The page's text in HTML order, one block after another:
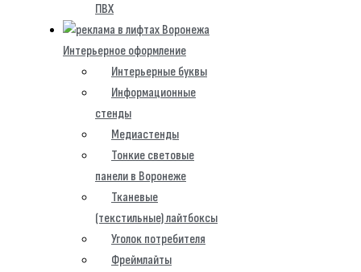
ПВХ
Интерьерное оформление
Интерьерные буквы
Информационные
стенды
Медиастенды
Тонкие световые
панели в Воронеже
Тканевые
(текстильные) лайтбоксы
Уголок потребителя
Фреймлайты